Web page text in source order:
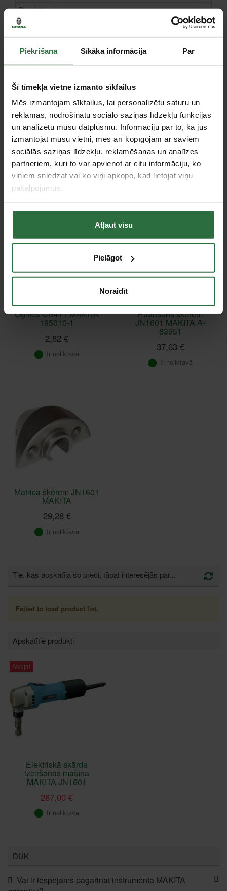
Piekrišana Sīkāka informācija Par
Šī tīmekļa vietne izmanto sīkfailus
Mēs izmantojam sīkfailus, lai personalizētu saturu un
reklāmas, nodrošinātu sociālo saziņas līdzekļu funkcijas
un analizētu mūsu datplūsmu. Informāciju par to, kā jūs
izmantojat mūsu vietni, mēs arī kopīgojam ar saviem
sociālās saziņas līdzekļu, reklamēšanas un analīzes
partneriem, kuri to var apvienot ar citu informāciju, ko
viņiem sniedzat vai ko viņi apkopo, kad lietojat viņu
pakalpojumus.
Atļaut visu
Pielāgot
Noraidīt
Standarta
piederumi
personām,
juridiskām
personām,
mēn.
12
Papildu
garantijas
informācija
Pēc iegādes 30 dienu laikā, reģistrējot instrumentu
vietnē https://www.makita.lv/3-year-warranty.html
instrumenta garantija tiek pagarināta līdz 36
mēnešiem. Pagarinātā garantija ir derīga servisa
vietā, uzrādot reģistrācijas laikā saņemto
sertifikātu.
Piederumi
Oglītes CB411 MAKITA
195010-1
2,82 €
Ir noliktavā
Puansons šķērēm
JN1601 MAKITA A-
83951
37,63 €
Ir noliktavā
Matrica šķērēm JN1601
MAKITA
29,28 €
Ir noliktavā
Tie, kas apskatīja šo preci, tāpat interesējās par...
Failed to load product list.
Apskatītie produkti
Akcija!
Elektriskā skārda
izciršanas mašīna
MAKITA JN1601
267,00 €
Ir noliktavā
DUK
Vai ir iespējams pagarināt instrumenta MAKITA